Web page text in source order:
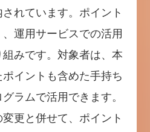
れています。ポイント
運用サービスでの活用
みです。対象者は、本
イントも含めた手持ち
ラムで活用できます。
更と併せて、ポイント